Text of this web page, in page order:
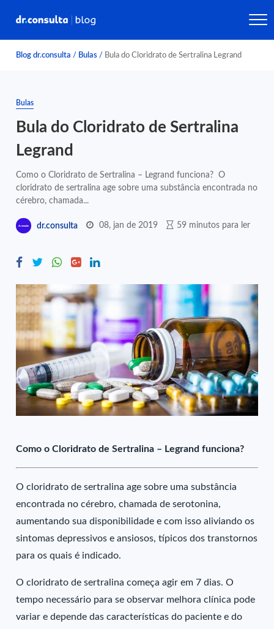
Blog dr.consulta / Bulas / Bula do Cloridrato de Sertralina Legrand
Bulas
Bula do Cloridrato de Sertralina
Legrand
Como o Cloridrato de Sertralina – Legrand funciona? O
cloridrato de sertralina age sobre uma substância encontrada no
cérebro, chamada...
dr.consulta 08, jan de 2019 59 minutos para ler
Como o Cloridrato de Sertralina – Legrand funciona?
O cloridrato de sertralina age sobre uma substância
encontrada no cérebro, chamada de serotonina,
aumentando sua disponibilidade e com isso aliviando os
sintomas depressivos e ansiosos, típicos dos transtornos
para os quais é indicado.
O cloridrato de sertralina começa agir em 7 dias. O
tempo necessário para se observar melhora clínica pode
variar e depende das características do paciente e do